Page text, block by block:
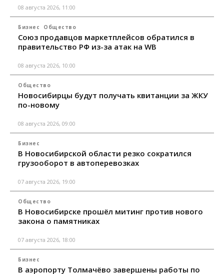
08 августа 2026, 11:00
Бизнес Общество
Союз продавцов маркетплейсов обратился в
правительство РФ из-за атак на WB
08 августа 2026, 10:00
Общество
Новосибирцы будут получать квитанции за ЖКУ
по-новому
08 августа 2026, 09:00
Бизнес
В Новосибирской области резко сократился
грузооборот в автоперевозках
07 августа 2026, 19:00
Общество
В Новосибирске прошёл митинг против нового
закона о памятниках
07 августа 2026, 18:00
Бизнес
В аэропорту Толмачёво завершены работы по